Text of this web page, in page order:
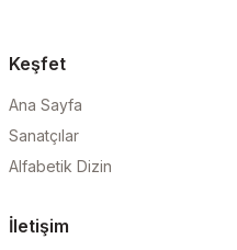
Keşfet
Ana Sayfa
Sanatçılar
Alfabetik Dizin
İletişim